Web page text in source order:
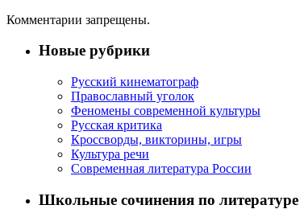
Комментарии запрещены.
Новые рубрики
Русский кинематограф
Православный уголок
Феномены современной культуры
Русская критика
Кроссворды, викторины, игры
Культура речи
Современная литература России
Школьные сочинения по литературе